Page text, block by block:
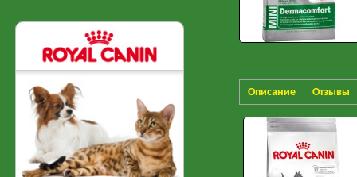
Описание Отзывы